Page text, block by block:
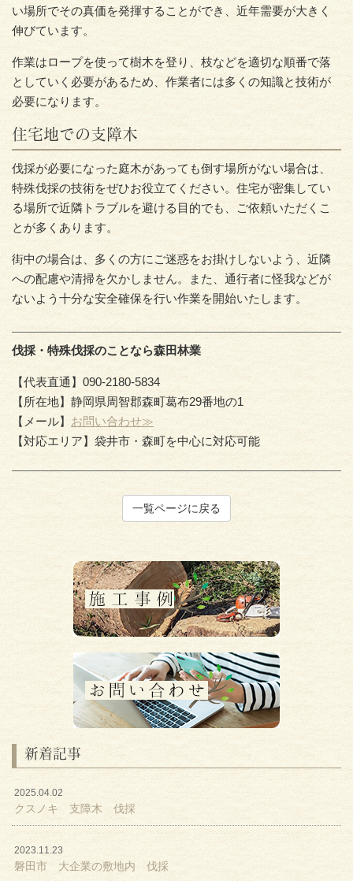
い場所でその真価を発揮することができ、近年需要が大きく
伸びています。
作業はロープを使って樹木を登り、枝などを適切な順番で落
としていく必要があるため、作業者には多くの知識と技術が
必要になります。
住宅地での支障木
伐採が必要になった庭木があっても倒す場所がない場合は、
特殊伐採の技術をぜひお役立てください。住宅が密集してい
る場所で近隣トラブルを避ける目的でも、ご依頼いただくこ
とが多くあります。
街中の場合は、多くの方にご迷惑をお掛けしないよう、近隣
への配慮や清掃を欠かしません。また、通行者に怪我などが
ないよう十分な安全確保を行い作業を開始いたします。
伐採・特殊伐採のことなら森田林業
【代表直通】090-2180-5834
【所在地】静岡県周智郡森町葛布29番地の1
【メール】 お問い合わせ≫
【対応エリア】袋井市・森町を中心に対応可能
一覧ページに戻る
新着記事
2025.04.02
クスノキ 支障木 伐採
2023.11.23
磐田市 大企業の敷地内 伐採